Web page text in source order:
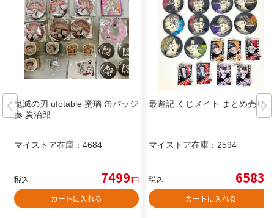
鬼滅の刃 ufotable 蜜璃 缶バッジ
奏 炭治郎
マイストア在庫： 4684
税込 7499円
カートに入れる
最遊記 くじメイト まとめ売り
マイストア在庫： 2594
税込 6583
カートに入れる